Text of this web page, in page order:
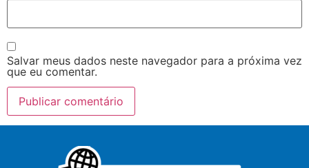
Salvar meus dados neste navegador para a próxima vez
que eu comentar.